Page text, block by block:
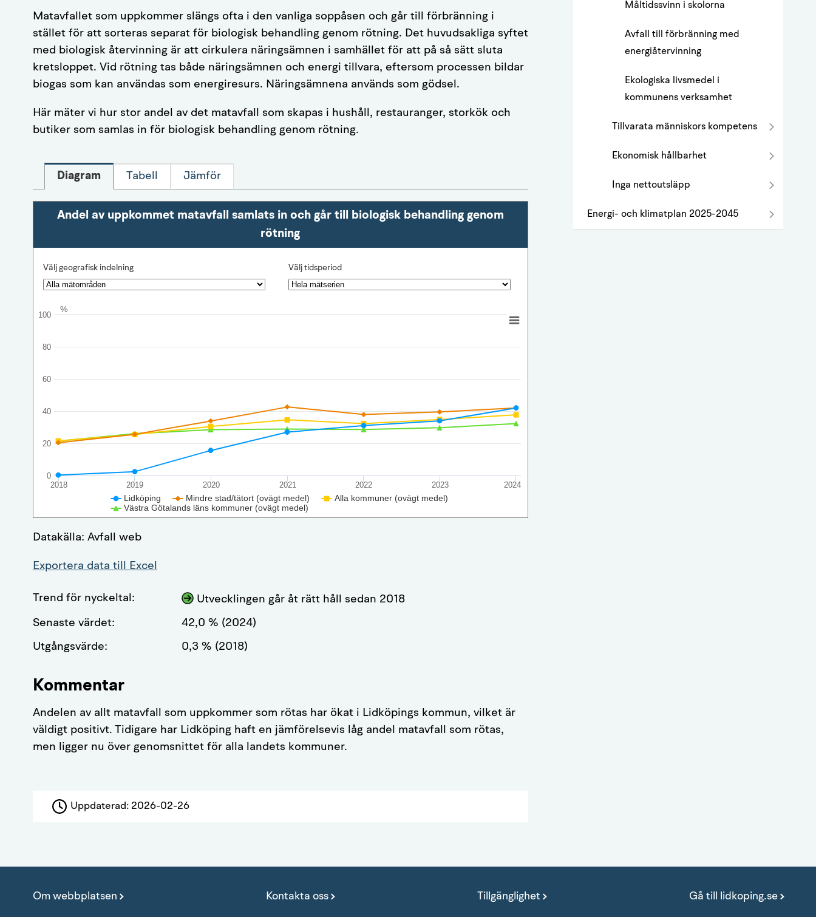
Matavfallet som uppkommer slängs ofta i den vanliga soppåsen och går till förbränning i
stället för att sorteras separat för biologisk behandling genom rötning. Det huvudsakliga syftet
med biologisk återvinning är att cirkulera näringsämnen i samhället för att på så sätt sluta
kretsloppet. Vid rötning tas både näringsämnen och energi tillvara, eftersom processen bildar
biogas som kan användas som energiresurs. Näringsämnena används som gödsel.
Här mäter vi hur stor andel av det matavfall som skapas i hushåll, restauranger, storkök och
butiker som samlas in för biologisk behandling genom rötning.
Diagram Tabell Jämför
Andel av uppkommet matavfall samlats in och går till biologisk behandling genom
rötning
Välj geografisk indelning Välj tidsperiod
%
Lidköping Mindre stad/tätort (ovägt medel)
Alla kommuner (ovägt medel)
Västra Götalands läns kommuner (ovägt medel)
2018 2019 2020 2021 2022 2023 2024
0
20
40
60
80
100
Datakälla: Avfall web
Exportera data till Excel
Trend för nyckeltal: Utvecklingen går åt rätt håll sedan 2018
Senaste värdet: 42,0 % (2024)
Utgångsvärde: 0,3 % (2018)
Kommentar
Andelen av allt matavfall som uppkommer som rötas har ökat i Lidköpings kommun, vilket är
väldigt positivt. Tidigare har Lidköping haft en jämförelsevis låg andel matavfall som rötas,
men ligger nu över genomsnittet för alla landets kommuner.
Uppdaterad: 2026-02-26
Måltidssvinn i skolorna
Avfall till förbränning med
energiåtervinning
Ekologiska livsmedel i
kommunens verksamhet
Tillvarata människors kompetens
Ekonomisk hållbarhet
Inga nettoutsläpp
Energi- och klimatplan 2025-2045
Om webbplatsen Kontakta oss Tillgänglighet Gå till lidkoping.se